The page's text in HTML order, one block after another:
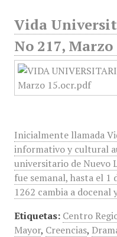
Vida
No 217, Marzo
Inicialmente llamada
informativo y cultural
universitario de Nuevo
fue semanal, hasta el 1
1262 cambia a docenal
Etiquetas: Centro
Mayor, Creencias,